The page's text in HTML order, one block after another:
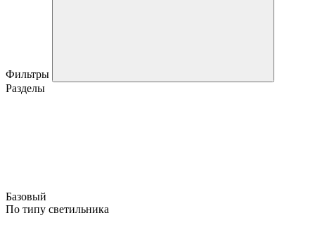
Фильтры
Разделы
Базовый
По типу светильника